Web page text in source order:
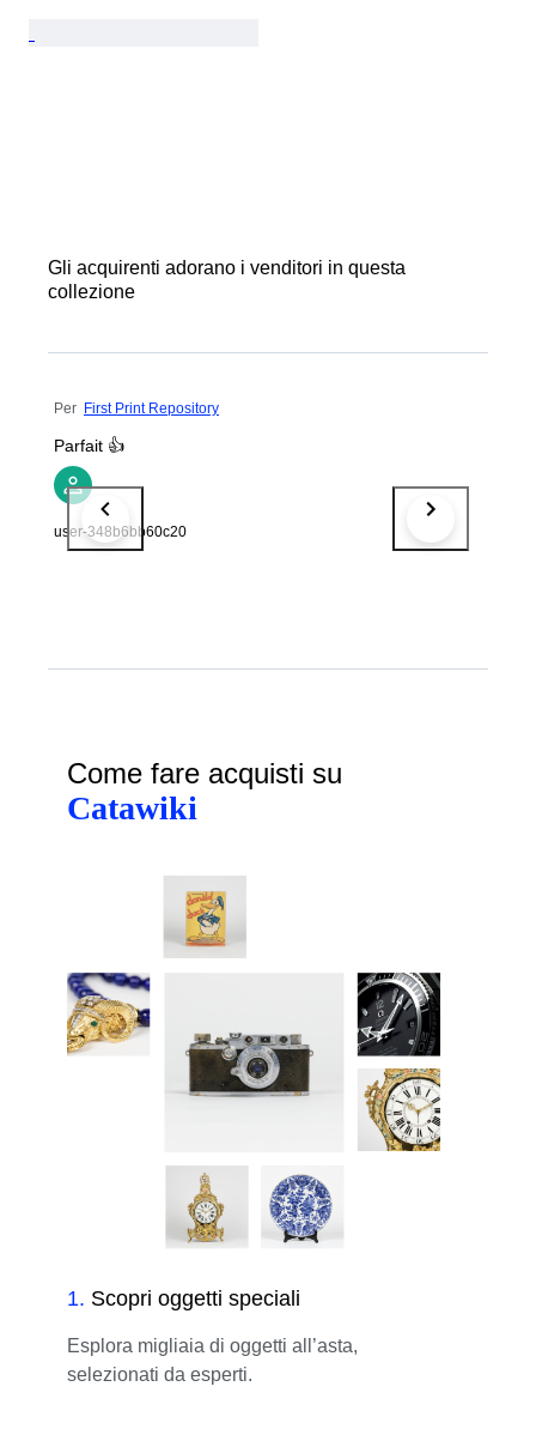
Gli acquirenti adorano i venditori in questa
collezione
Per First Print Repository
Parfait 👍
user-348b6bb60c20
Come fare acquisti su
Catawiki
1. Scopri oggetti speciali
Esplora migliaia di oggetti all’asta,
selezionati da esperti.